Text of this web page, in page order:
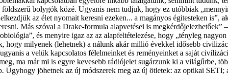
bolygók közé. Ugyanis nem tudjuk, hogy ez utóbbiak
az élet nyomait keresni ezeken... a magányos égitesteken is”,
Más szóval a Drake-formula alapvetései is megkérdőjelezhetőek”
és menyire igaz az az alapfeltételezése, hogy „tényleg
hogy milyenek (lehetnek) a nálunk akár millió évekkel idősebb
a velük kapcsolatos félelmeinket és reményeinket a saját
ma már mi is egyre kevesebb rádiójelet sugárzunk ki a világűrbe,
jöhetnek az új módszerek meg az új ötletek: az optikai SETI;